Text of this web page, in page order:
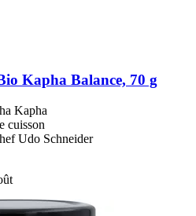
Kapha Balance, 70 g
Kapha
cuisson
Udo Schneider